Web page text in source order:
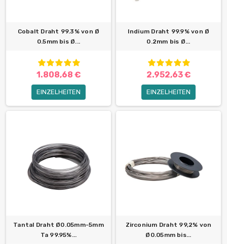
Cobalt Draht 99.3% von Ø
0.5mm bis Ø...
1.808,68 €
EINZELHEITEN
Indium Draht 99.9% von Ø
0.2mm bis Ø...
2.952,63 €
EINZELHEITEN
Tantal Draht Ø0.05mm-5mm
Ta 99.95%...
Zirconium Draht 99,2% von
Ø0.05mm bis...